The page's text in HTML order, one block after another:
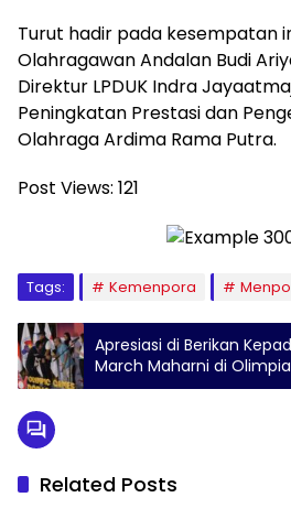
Turut hadir pada kesempatan
Olahragawan Andalan Budi
Direktur LPDUK Indra
Peningkatan Prestasi dan
Olahraga Ardima Rama Putra.
Post Views: 121
Tags: Kemenpora
Apresiasi di Berikan
March Maharni di
Related Posts